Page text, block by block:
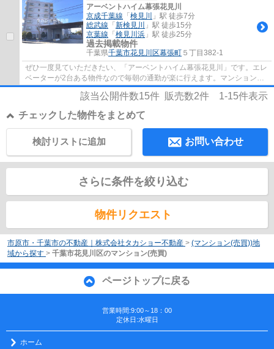
アーベントハイム幕張花見川
京成千葉線 「 検見川
」駅 徒歩7分
総武線 「 新検見川
」駅 徒歩15分
京葉線 「 検見川浜 」駅 徒歩25分
過去掲載物件
千葉県千葉市花見川区幕張町 ５丁目382-1
ぜひ一度見ていただきたい、「アーベントハイム幕張花見川」です。エレ
ベーターが2台ある物件なので毎朝の通勤が楽に行えます。マンションに
どんな人が住んでいるのかも中古マンション...
該当公開件数15件 販売数2件 1-15件表示
チェックした物件をまとめて
お問い合わせ
検討リストに追加
さらに条件を絞り込む
物件リクエスト
市原市・千葉市の不動産｜株式会社タカショー不動産 > (マンション(売買))地
域から探す > 千葉市花見川区のマンション(売買)
ページトップに戻る
営業時間:9:00～18：00
定休日:水曜日
ホーム